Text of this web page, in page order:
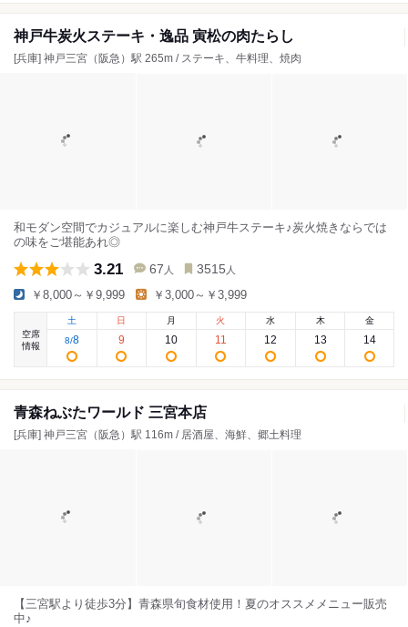
神戸牛炭火ステーキ・逸品 寅松の肉たらし
[兵庫] 神戸三宮（阪急）駅 265m / ステーキ、牛料理、焼肉
和モダン空間でカジュアルに楽しむ神戸牛ステーキ♪炭火焼きならでは
の味をご堪能あれ◎
3.21 67 人 3515 人
￥8,000～￥9,999 ￥3,000～￥3,999
空席
情報
土
8/8
日
9
月
10
火
11
水
12
木
13
金
14
青森ねぶたワールド 三宮本店
[兵庫] 神戸三宮（阪急）駅 116m / 居酒屋、海鮮、郷土料理
【三宮駅より徒歩3分】青森県旬食材使用！夏のオススメメニュー販売
中♪